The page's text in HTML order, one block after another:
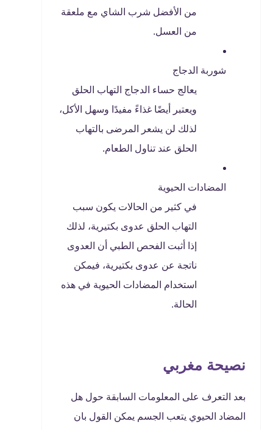
من الأفضل شرب الشاي مع ملعقة
من العسل.
شوربة الدجاج
يعالج حساء الدجاج التهاب الحلق
ويعتبر أيضًا غذاءً مفيدًا وسهل الأكل،
لذلك لن يشعر المرضى بالتهاب
الحلق عند تناول الطعام.
المضادات الحيوية
في كثير من الحالات يكون سبب
التهاب الحلق عدوى بكتيرية، لذلك
إذا أثبت الفحص الطبي أن العدوى
ناتجة عن عدوى بكتيرية، فيمكن
استخدام المضادات الحيوية في هذه
الحالة.
نصيحة مغربي
بعد التعرف على المعلومات السابقة حول هل
المضاد الحيوي يتعب الجسم يمكن القول بان